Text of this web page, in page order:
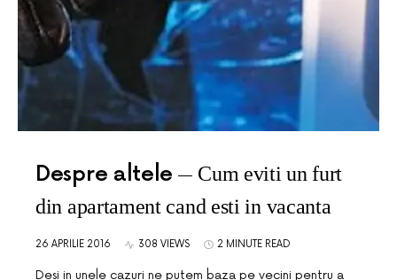
Despre altele
Cum eviti un furt
din apartament cand esti in vacanta
26 APRILIE 2016 308 VIEWS 2 MINUTE READ
Desi in unele cazuri ne putem baza pe vecini pentru a